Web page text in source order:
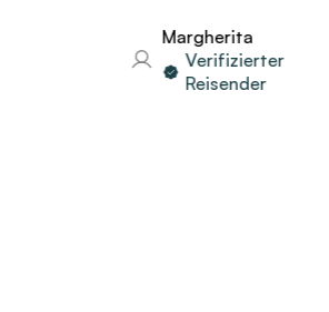
Margherita
Verifizierter
Reisender